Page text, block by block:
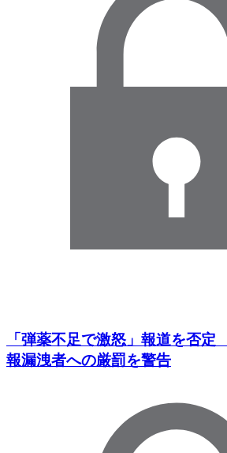
「弾薬不足で激怒」報道を否
報漏洩者への厳罰を警告